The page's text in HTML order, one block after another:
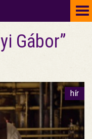
Gábor”
hír